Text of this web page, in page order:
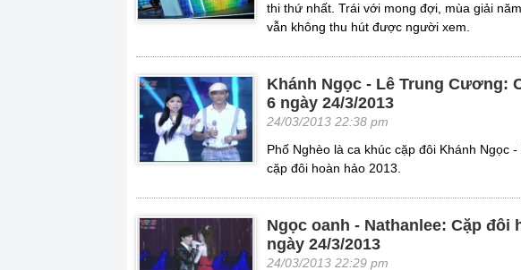
thi thứ nhất. Trái với mong đợi, mùa giải
vẫn không thu hút được người xem.
Khánh Ngọc - Lê Trung Cương:
6 ngày 24/3/2013
24/03/2013 22:38 pm
Phố Nghèo là ca khúc cặp đôi Khánh Ngọc
cặp đôi hoàn hảo 2013.
Ngọc oanh - Nathanlee: Cặp đôi
ngày 24/3/2013
24/03/2013 22:29 pm